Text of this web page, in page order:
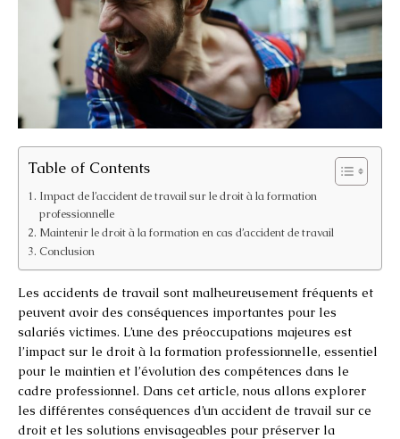
Table of Contents
Impact de l’accident de travail sur le droit à la formation
professionnelle
Maintenir le droit à la formation en cas d’accident de travail
Conclusion
Les accidents de travail sont malheureusement fréquents et
peuvent avoir des conséquences importantes pour les
salariés victimes. L’une des préoccupations majeures est
l’impact sur le droit à la formation professionnelle, essentiel
pour le maintien et l’évolution des compétences dans le
cadre professionnel. Dans cet article, nous allons explorer
les différentes conséquences d’un accident de travail sur ce
droit et les solutions envisageables pour préserver la